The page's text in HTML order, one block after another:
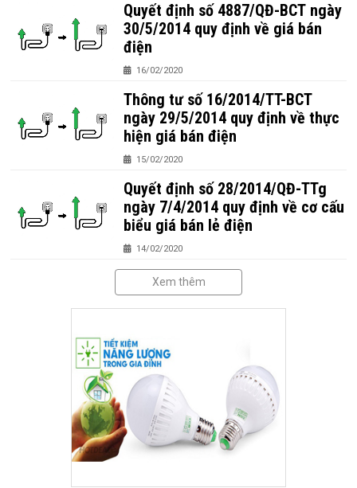
Quyết định số 4887/QĐ-BCT ngày
30/5/2014 quy định về giá bán
điện
16/02/2020
Thông tư số 16/2014/TT-BCT
ngày 29/5/2014 quy định về thực
hiện giá bán điện
15/02/2020
Quyết định số 28/2014/QĐ-TTg
ngày 7/4/2014 quy định về cơ cấu
biểu giá bán lẻ điện
14/02/2020
Xem thêm